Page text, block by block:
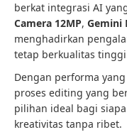
berkat integrasi AI
Camera 12MP, Gemini
menghadirkan
tetap berkualitas
Dengan performa
proses editing yang
pilihan ideal bagi
kreativitas tanpa ribet.